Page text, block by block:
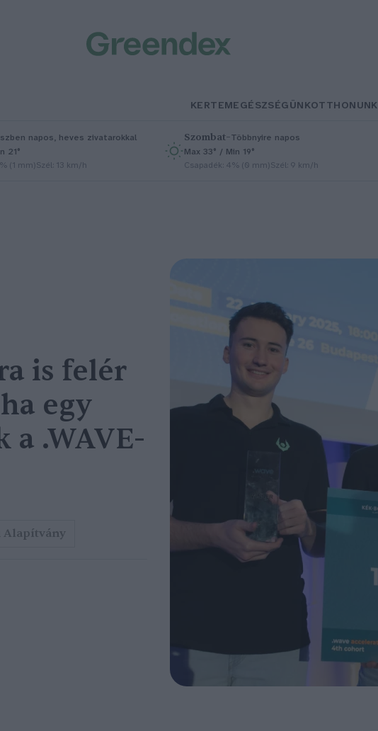
KERTEMEGÉSZSÉGÜNKOTTHONUNK
napos, heves zivatarokkal
21°
(1 mm)Szél: 13 km/h
Szombat–Többnyire napos
Max 33° / Min 19°
Csapadék: 4% (0 mm)Szél: 9 km/h
is felér
egy
.WAVE-
Alapítvány